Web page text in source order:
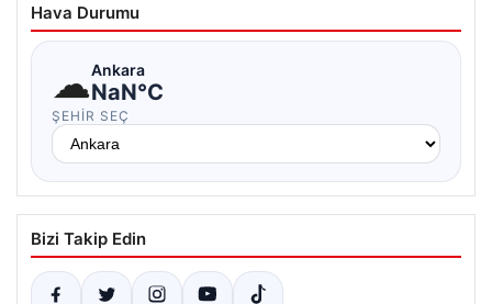
Hava Durumu
☁Ankara
NaN°C
ŞEHIR SEÇ
Bizi Takip Edin